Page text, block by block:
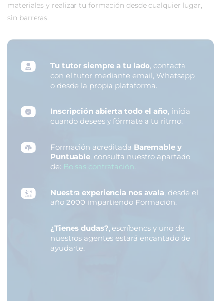
materiales y realizar tu formación desde cualquier lugar,
sin barreras.
Tu tutor siempre a tu lado, contacta
con el tutor mediante email, Whatsapp
o desde la propia plataforma.
Inscripción abierta todo el año, inicia
cuando desees y fórmate a tu ritmo.
Formación acreditada Baremable y
Puntuable, consulta nuestro apartado
de: Bolsas contratación.
Nuestra experiencia nos avala, desde el
año 2000 impartiendo Formación.
¿Tienes dudas?, escríbenos y uno de
nuestros agentes estará encantado de
ayudarte.